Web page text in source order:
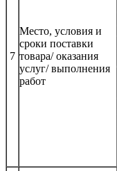
7
Место, условия и
сроки поставки
товара/ оказания
услуг/ выполнения
работ